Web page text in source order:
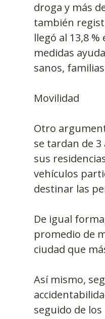
droga y más
también
llegó al 13,8
medidas
sanos,
Movilidad
Otro
se tardan de
sus
vehículos
destinar las
De igual
promedio de
ciudad que
Así mismo,
seguido de